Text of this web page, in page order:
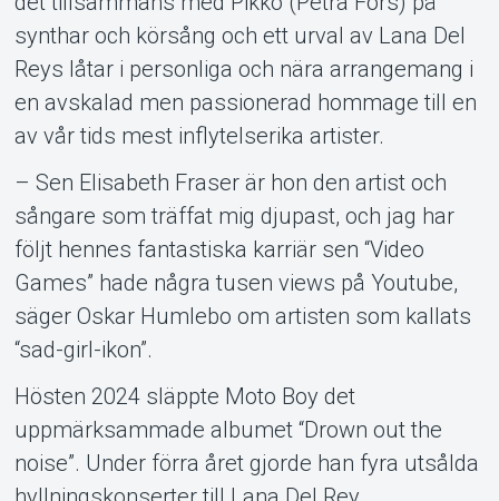
About Tickster
synthar och körsång och ett urval av Lana Del
Reys låtar i personliga och nära arrangemang i
en avskalad men passionerad hommage till en
av vår tids mest inflytelserika artister.
– Sen Elisabeth Fraser är hon den artist och
sångare som träffat mig djupast, och jag har
följt hennes fantastiska karriär sen “Video
Games” hade några tusen views på Youtube,
säger Oskar Humlebo om artisten som kallats
“sad-girl-ikon”.
Hösten 2024 släppte Moto Boy det
uppmärksammade albumet “Drown out the
noise”. Under förra året gjorde han fyra utsålda